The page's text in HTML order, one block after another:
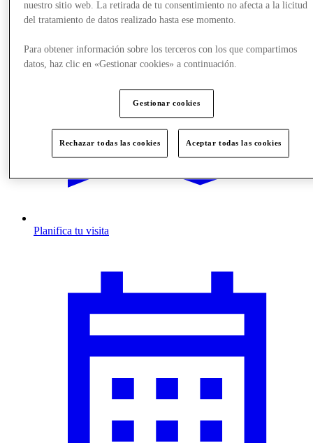
Planifica tu visita
nuestro sitio web. La retirada de tu consentimiento no afecta a la licitud
del tratamiento de datos realizado hasta ese momento.
Para obtener información sobre los terceros con los que compartimos
datos, haz clic en «Gestionar cookies» a continuación.
Gestionar cookies
Rechazar todas las cookies Aceptar todas las cookies